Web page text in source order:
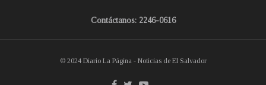
Contáctanos: 2246-0616
© 2024 Diario La Página - Noticias de El Salvador